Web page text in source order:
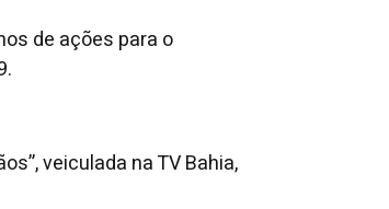
de ações para o
veiculada na TV Bahia,